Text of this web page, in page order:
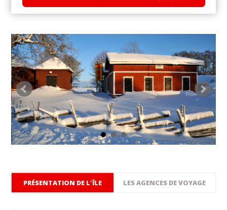
PRÉSENTATION DE L'ÎLE LES AGENCES DE VOYAGE